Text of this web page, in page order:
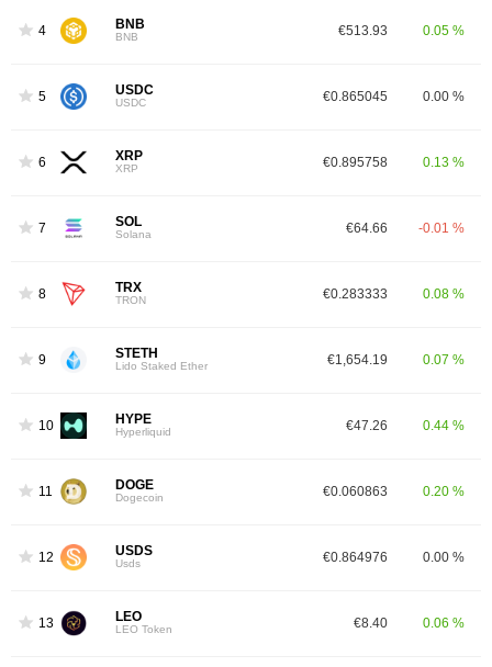
4 BNB
BNB €513.93 0.05 %
5 USDC
USDC €0.865045 0.00 %
6 XRP
XRP €0.895758 0.13 %
7 SOL
Solana €64.66 -0.01 %
8 TRX
TRON €0.283333 0.08 %
9 STETH
Lido Staked Ether €1,654.19 0.07 %
10 HYPE
Hyperliquid €47.26 0.44 %
11 DOGE
Dogecoin €0.060863 0.20 %
12 USDS
Usds €0.864976 0.00 %
13 LEO
LEO Token €8.40 0.06 %